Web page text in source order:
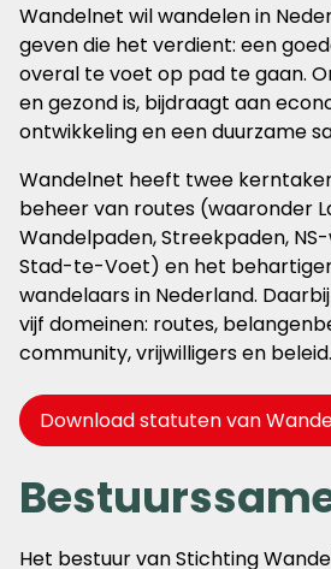
Wandelnet wil wandelen in
geven die het verdient: een
overal te voet op pad te gaan.
en gezond is, bijdraagt aan
ontwikkeling en een duurzame
Wandelnet heeft twee
beheer van routes (waaronder
Wandelpaden, Streekpaden,
Stad-te-Voet) en het
wandelaars in Nederland.
vijf domeinen: routes,
community, vrijwilligers en beleid.
Download statuten van
Het bestuur van Stichting